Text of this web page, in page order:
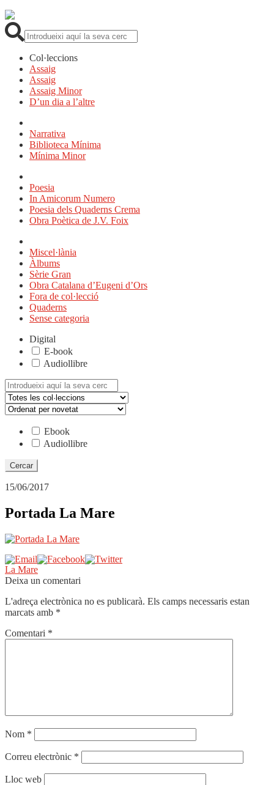
Col·leccions
Assaig
Assaig
Assaig Minor
D’un dia a l’altre
Narrativa
Biblioteca Mínima
Mínima Minor
Poesia
In Amicorum Numero
Poesia dels Quaderns Crema
Obra Poètica de J.V. Foix
Miscel·lània
Àlbums
Sèrie Gran
Obra Catalana d’Eugeni d’Ors
Fora de col·lecció
Quaderns
Sense categoria
Digital
E-book
Audiollibre
Cerca:
Ebook
Audiollibre
15/06/2017
Portada La Mare
Navegació
d'entrades
Entrada
anterior:
La Mare
Deixa un comentari
L'adreça electrònica no es publicarà. Els camps necessaris estan
marcats amb *
Comentari *
Nom *
Correu electrònic *
Lloc web